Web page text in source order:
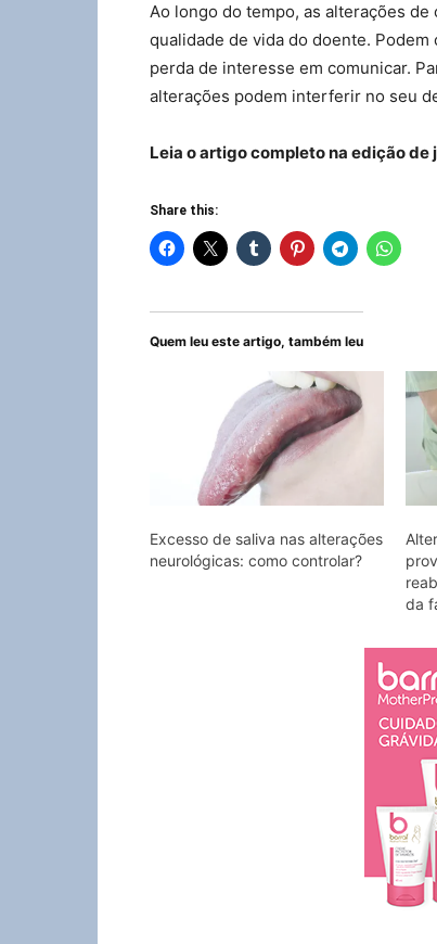
Ao longo do tempo, as alterações
qualidade de vida do doente.
perda de interesse em comunicar.
alterações podem interferir no seu
Leia o artigo completo na edição de
Share this:
Quem leu este artigo, também leu
Excesso de saliva nas alterações
neurológicas: como controlar?
da